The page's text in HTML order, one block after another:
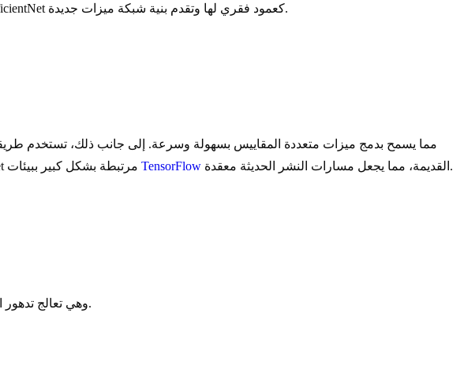
تم تطوير EfficientDet بواسطة Google Research، وهي تركز على القياس المنهجي ودمج الميزات بكفاءة. وتستخدم EfficientNet كعمود فقري لها وتقدم بنية شبكة ميزات جديدة.
TensorFlow القديمة، مما يجعل مسارات النشر الحديثة معقدة.
تم تطوير YOLOv9 بواسطة باحثين في Academia Sinica، وهي تعالج تدهور المعلومات أثناء مرور البيانات عبر الشبكات العصبية العميقة.